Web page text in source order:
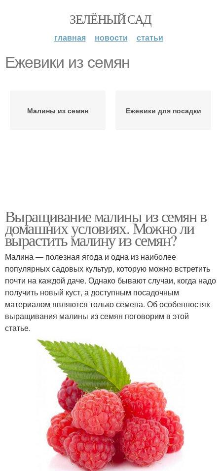
ЗЕЛЁНЫЙ САД
главная новости статьи
Ежевики из семян
Малины из семян Ежевики для посадки
Выращивание малины из семян в
домашних условиях. Можно ли
вырастить малину из семян?
Малина — полезная ягода и одна из наиболее
популярных садовых культур, которую можно встретить
почти на каждой даче. Однако бывают случаи, когда надо
получить новый куст, а доступным посадочным
материалом являются только семена. Об особенностях
выращивания малины из семян поговорим в этой
статье.